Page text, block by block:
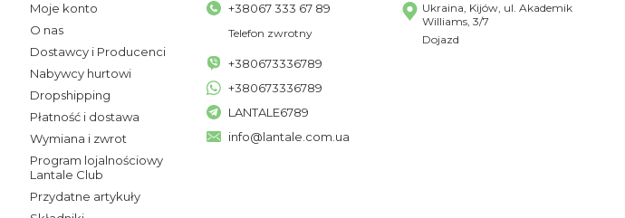
Moje konto
O nas
Dostawcy i Producenci
Nabywcy hurtowi
Dropshipping
Płatność i dostawa
Wymiana i zwrot
Program lojalnościowy
Lantale Club
Przydatne artykuły
+38067 333 67 89
Telefon zwrotny
+380673336789
+380673336789
LANTALE6789
info@lantale.com.ua
Ukraina, Kijów, ul. Akademik
Williams, 3/7
Dojazd